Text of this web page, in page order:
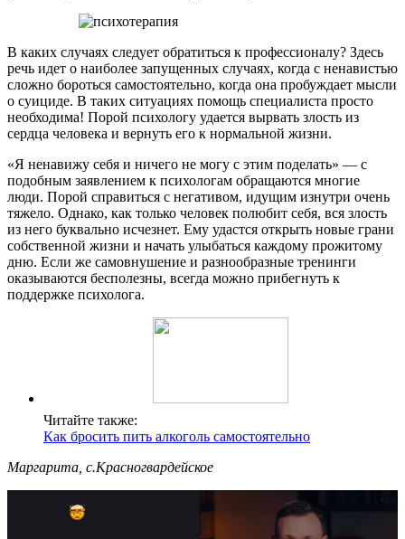
В каких случаях следует обратиться к профессионалу? Здесь
речь идет о наиболее запущенных случаях, когда с ненавистью
сложно бороться самостоятельно, когда она пробуждает мысли
о суициде. В таких ситуациях помощь специалиста просто
необходима! Порой психологу удается вырвать злость из
сердца человека и вернуть его к нормальной жизни.
«Я ненавижу себя и ничего не могу с этим поделать» — с
подобным заявлением к психологам обращаются многие
люди. Порой справиться с негативом, идущим изнутри очень
тяжело. Однако, как только человек полюбит себя, вся злость
из него буквально исчезнет. Ему удастся открыть новые грани
собственной жизни и начать улыбаться каждому прожитому
дню. Если же самовнушение и разнообразные тренинги
оказываются бесполезны, всегда можно прибегнуть к
поддержке психолога.
Читайте также:
Как бросить пить алкоголь самостоятельно
Маргарита, с.Красногвардейское